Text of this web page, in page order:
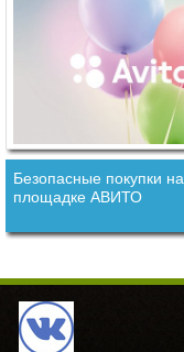
Безопасные покупки на
площадке АВИТО